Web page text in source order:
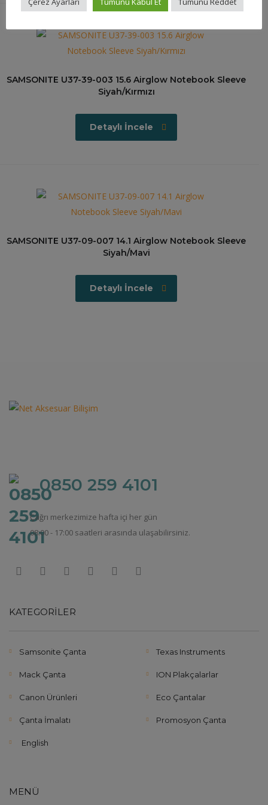
SAMSONITE U37-39-003 15.6 Airglow Notebook Sleeve
Siyah/Kırmızı
Detaylı İncele
SAMSONITE U37-09-007 14.1 Airglow Notebook Sleeve
Siyah/Mavi
Detaylı İncele
0850 259 4101
Çağrı merkezimize hafta içi her gün
08:00 - 17:00 saatleri arasında ulaşabilirsiniz.
KATEGORILER
Samsonite Çanta Texas Instruments
Mack Çanta ION Plakçalarlar
Canon Ürünleri Eco Çantalar
Çanta İmalatı Promosyon Çanta
English
MENÜ